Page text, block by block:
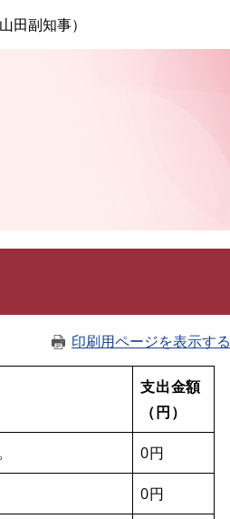
田副知事）
印刷用ページを表示する
支出金額
（円）
0円
0円